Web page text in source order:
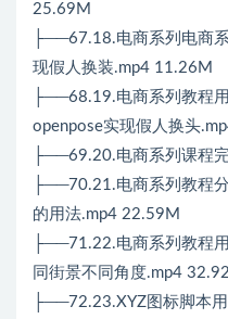
25.69M
├──67.18.电商系列电商
现假人换装.mp4 11.26M
├──68.19.电商系列教程
openpose实现假人换头
├──69.20.电商系列课程
├──70.21.电商系列教程
的用法.mp4 22.59M
├──71.22.电商系列教程
同街景不同角度.mp4
├──72.23.XYZ图标脚本